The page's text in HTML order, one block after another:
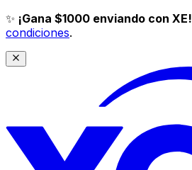
✨ ¡Gana $1000 enviando con XE!
condiciones.